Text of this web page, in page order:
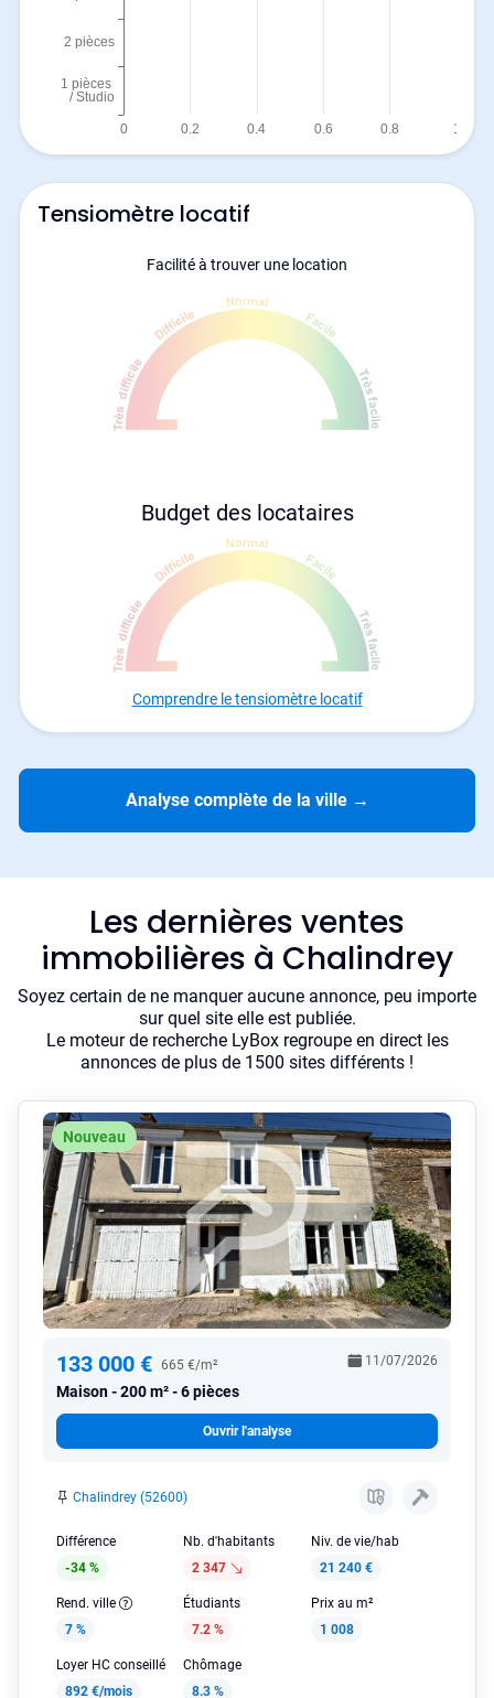
Tensiomètre locatif
Facilité à trouver une location
Budget des locataires
Comprendre le tensiomètre locatif
Analyse complète de la ville →
Les dernières ventes
immobilières à Chalindrey
Soyez certain de ne manquer aucune annonce, peu importe
sur quel site elle est publiée.
Le moteur de recherche LyBox regroupe en direct les
annonces de plus de 1500 sites différents !
Nouveau
133 000 € 665 €/m²
Maison 200 m² - 6 pièces
11/07/2026
Ouvrir l'analyse
Chalindrey (52600)
Différence
-34 %
Nb. d'habitants
2 347
Niv. de vie/hab
21 240 €
Rend. ville
7 %
Étudiants
7.2 %
Prix au m²
1 008
Loyer HC conseillé
892 €/mois
Chômage
8.3 %